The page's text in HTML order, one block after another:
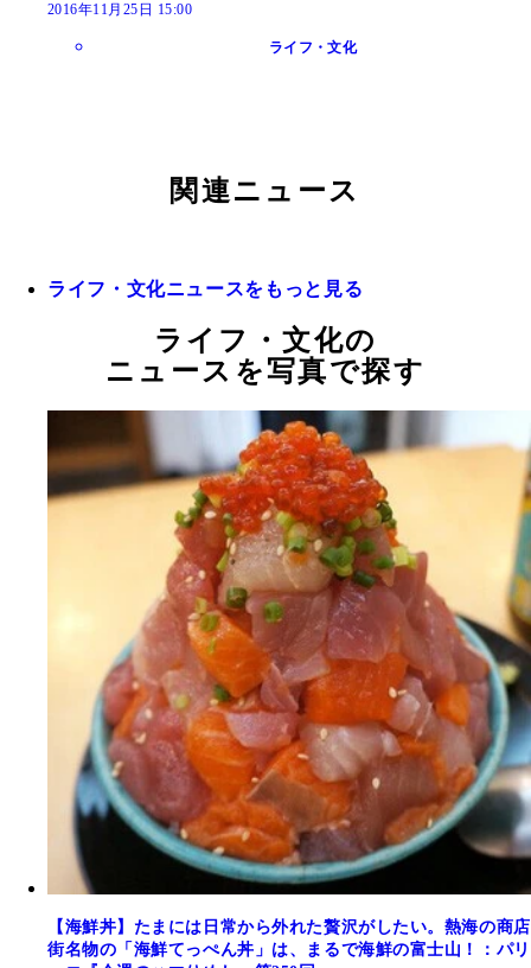
2016年11月25日 15:00
ライフ・文化
関連ニュース
ライフ・文化ニュースをもっと見る
ライフ・文化の
ニュースを写真で探す
【海鮮丼】たまには日常から外れた贅沢がしたい。熱海の商店
街名物の「海鮮てっぺん丼」は、まるで海鮮の富士山！：パリ